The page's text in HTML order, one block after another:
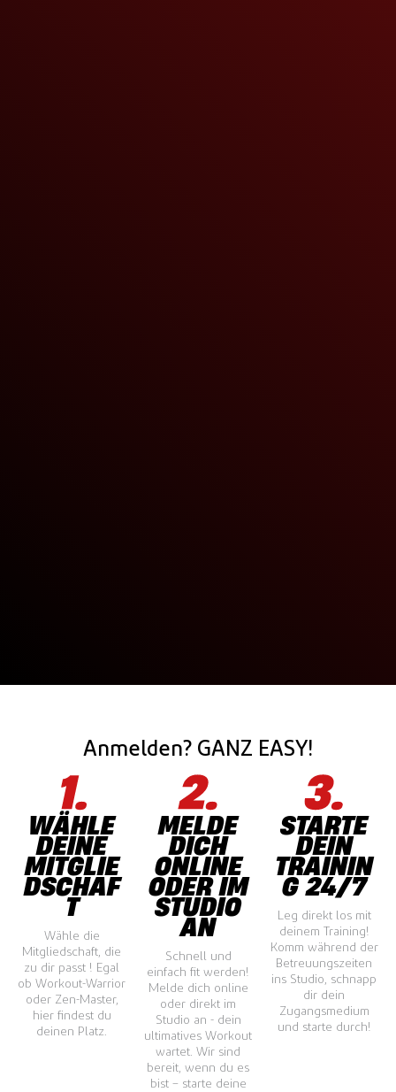
Anmelden? GANZ EASY!
WÄHLE
DEINE
MITGLIE
DSCHAF
T
Wähle die
Mitgliedschaft, die
zu dir passt ! Egal
ob Workout-Warrior
oder Zen-Master,
hier findest du
deinen Platz.
MELDE
DICH
ONLINE
ODER IM
STUDIO
AN
Schnell und
einfach fit werden!
Melde dich online
oder direkt im
Studio an - dein
ultimatives Workout
wartet. Wir sind
bereit, wenn du es
bist – starte deine
STARTE
DEIN
TRAININ
G 24/7
Leg direkt los mit
deinem Training!
Komm während der
Betreuungszeiten
ins Studio, schnapp
dir dein
Zugangsmedium
und starte durch!